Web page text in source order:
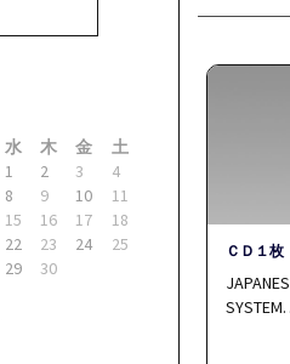
ＣＤ１枚
水 木 金
土
1
2 3
4
8 9 10
11
15 16 17
18
22 23 24
25
29 30